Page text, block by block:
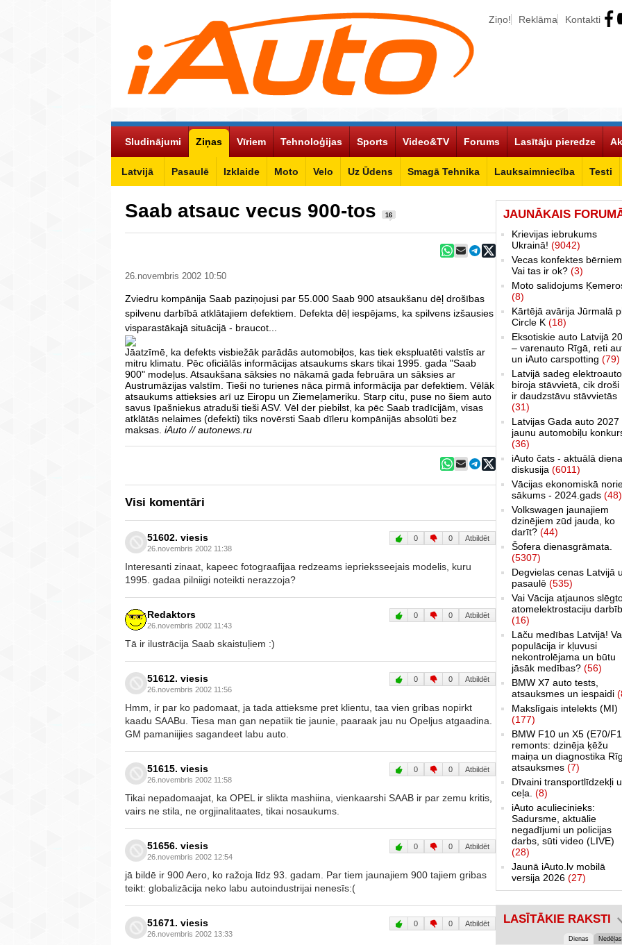
Ziņo! Reklāma Kontakti
Sludinājumi Ziņas
Latvijā Pasaulē Izklaide Moto Velo Uz Ūdens Smagā Tehnika Lauksaimniecība Testi
Vīriem Tehnoloģijas Sports Video&TV Forums Lasītāju pieredze
Saab atsauc vecus 900-tos 16
26.novembris 2002 10:50
Zviedru kompānija Saab paziņojusi par 55.000 Saab 900 atsaukšanu dēļ drošības
spilvenu darbībā atklātajiem defektiem. Defekta dēļ iespējams, ka spilvens izšausies
visparastākajā situācijā - braucot...
Jāatzīmē, ka defekts visbiežāk parādās automobiļos, kas tiek ekspluatēti valstīs ar
mitru klimatu. Pēc oficiālās informācijas atsaukums skars tikai 1995. gada "Saab
900" modeļus. Atsaukšana sāksies no nākamā gada februāra un sāksies ar
Austrumāzijas valstīm. Tieši no turienes nāca pirmā informācija par defektiem. Vēlāk
atsaukums attieksies arī uz Eiropu un Ziemeļameriku. Starp citu, puse no šiem auto
savus īpašniekus atraduši tieši ASV. Vēl der piebilst, ka pēc Saab tradīcijām, visas
atklātās nelaimes (defekti) tiks novērsti Saab dīleru kompānijās absolūti bez
maksas. iAuto // autonews.ru
Visi komentāri
51602. viesis
26.novembris 2002 11:38
0 0 Atbildēt
Interesanti zinaat, kapeec fotograafijaa redzeams ieprieksseejais modelis, kuru
1995. gadaa pilniigi noteikti nerazzoja?
Redaktors
26.novembris 2002 11:43
0 0 Atbildēt
Tā ir ilustrācija Saab skaistuļiem :)
51612. viesis
26.novembris 2002 11:56
0 0 Atbildēt
Hmm, ir par ko padomaat, ja tada attieksme pret klientu, taa vien gribas nopirkt
kaadu SAABu. Tiesa man gan nepatiik tie jaunie, paaraak jau nu Opeljus atgaadina.
GM pamaniijies sagandeet labu auto.
51615. viesis
26.novembris 2002 11:58
0 0 Atbildēt
Tikai nepadomaajat, ka OPEL ir slikta mashiina, vienkaarshi SAAB ir par zemu kritis,
vairs ne stila, ne orgjinalitaates, tikai nosaukums.
51656. viesis
26.novembris 2002 12:54
0 0 Atbildēt
jā bildē ir 900 Aero, ko ražoja līdz 93. gadam. Par tiem jaunajiem 900 tajiem gribas
teikt: globalizācija neko labu autoindustrijai nenesīs:(
51671. viesis
26.novembris 2002 13:33
0 0 Atbildēt
JAUNĀKAIS
Krievijas iebrukums
Ukrainā! (9042)
Vecas konfektes
Vai tas ir ok? (3)
Moto salidojums
(8)
Kārtējā avārija Jūrmalā
Circle K (18)
Eksotiskie auto Latvijā
– varenauto Rīgā, reti
un iAuto carspotting (79)
Latvijā sadeg elektroauto
biroja stāvvietā, cik droši
ir daudzstāvu stāvvietās
(31)
Latvijas Gada auto 2027
jaunu automobiļu
(36)
iAuto čats - aktuālā
diskusija (6011)
Vācijas ekonomiskā
sākums - 2024.gads (48)
Volkswagen jaunajiem
dzinējiem zūd jauda, ko
darīt? (44)
Šofera dienasgrāmata.
(5307)
Degvielas cenas Latvijā
pasaulē (535)
Vai Vācija atjaunos
atomelektrostaciju
(16)
Lāču medības Latvijā!
populācija ir kļuvusi
nekontrolējama un būtu
jāsāk medības? (56)
BMW X7 auto tests,
atsauksmes un iespaidi
Makslīgais intelekts (MI)
(177)
BMW F10 un X5 (E70/
remonts: dzinēja ķēžu
maiņa un diagnostika
atsauksmes (7)
Dīvaini transportlīdzekļi
ceļa. (8)
iAuto aculiecinieks:
Sadursme, aktuālie
negadījumi un policijas
darbs, sūti video (LIVE)
(28)
Jaunā iAuto.lv mobilā
versija 2026 (27)
LASĪTĀKIE RAKSTI
Dienas Nedēļas